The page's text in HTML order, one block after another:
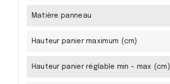
Matière panneau
Hauteur panier maximum (cm)
Hauteur panier réglable min - max (cm)